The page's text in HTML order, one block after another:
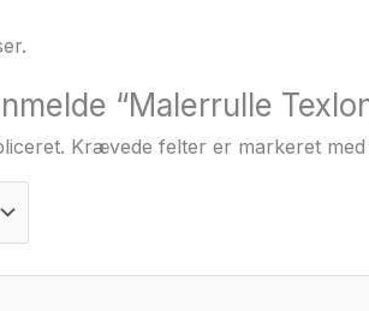
“Malerrulle
Krævede felter er markeret med